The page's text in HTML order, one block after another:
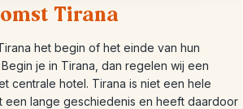
Tirana
het begin of het einde van hun
je in Tirana, dan regelen wij een
centrale hotel. Tirana is niet een hele
een lange geschiedenis en heeft daardoor